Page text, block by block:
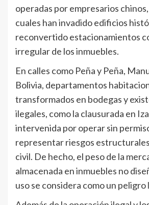
operadas por empresarios
cuales han invadido edificios
reconvertido estacionamientos
irregular de los inmuebles.
En calles como Peña y Peña,
Bolivia, departamentos
transformados en bodegas y
ilegales, como la clausurada en
intervenida por operar sin
representar riesgos
civil. De hecho, el peso de la
almacenada en inmuebles no
uso se considera como un